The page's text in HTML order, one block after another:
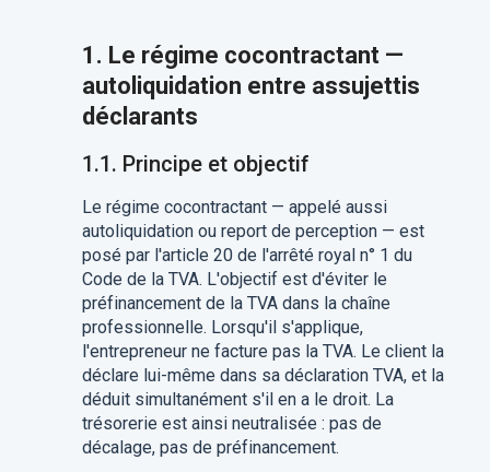
1. Le régime cocontractant —
autoliquidation entre assujettis
déclarants
1.1. Principe et objectif
Le régime cocontractant — appelé aussi
autoliquidation ou report de perception — est
posé par l'article 20 de l'arrêté royal n° 1 du
Code de la TVA. L'objectif est d'éviter le
préfinancement de la TVA dans la chaîne
professionnelle. Lorsqu'il s'applique,
l'entrepreneur ne facture pas la TVA. Le client la
déclare lui-même dans sa déclaration TVA, et la
déduit simultanément s'il en a le droit. La
trésorerie est ainsi neutralisée : pas de
décalage, pas de préfinancement.